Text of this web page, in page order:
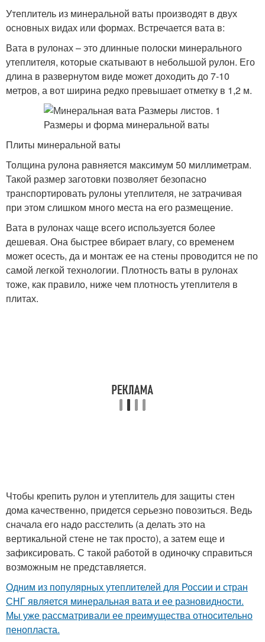
Утеплитель из минеральной ваты производят в двух
основных видах или формах. Встречается вата в:
Вата в рулонах – это длинные полоски минерального
утеплителя, которые скатывают в небольшой рулон. Его
длина в развернутом виде может доходить до 7-10
метров, а вот ширина редко превышает отметку в 1,2 м.
Плиты минеральной ваты
Толщина рулона равняется максимум 50 миллиметрам.
Такой размер заготовки позволяет безопасно
транспортировать рулоны утеплителя, не затрачивая
при этом слишком много места на его размещение.
Вата в рулонах чаще всего используется более
дешевая. Она быстрее вбирает влагу, со временем
может осесть, да и монтаж ее на стены проводится не по
самой легкой технологии. Плотность ваты в рулонах
тоже, как правило, ниже чем плотность утеплителя в
плитах.
Чтобы крепить рулон и утеплитель для защиты стен
дома качественно, придется серьезно повозиться. Ведь
сначала его надо расстелить (а делать это на
вертикальной стене не так просто), а затем еще и
зафиксировать. С такой работой в одиночку справиться
возможным не представляется.
Одним из популярных утеплителей для России и стран
СНГ является минеральная вата и ее разновидности.
Мы уже рассматривали ее преимущества относительно
пенопласта.